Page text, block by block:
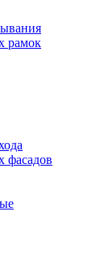
рамок
фасадов